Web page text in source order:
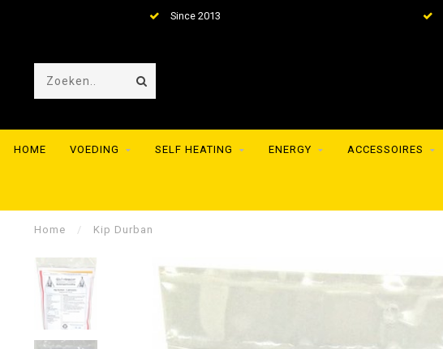
Since 2013
HOME VOEDING SELF HEATING ENERGY ACCESSOIRES
Home / Kip Durban